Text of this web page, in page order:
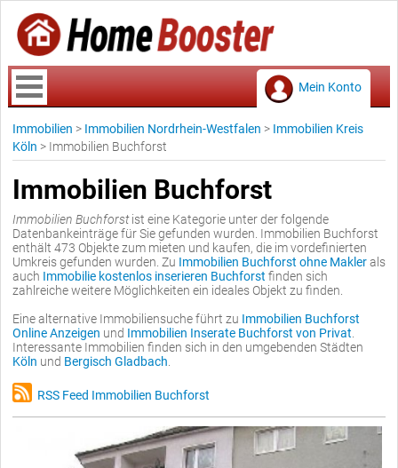
Mein Konto
Immobilien > Immobilien Nordrhein-Westfalen > Immobilien Kreis
Köln > Immobilien Buchforst
Immobilien Buchforst
Immobilien Buchforstist eine Kategorie unter der folgende
Datenbankeinträge für Sie gefunden wurden. Immobilien Buchforst
enthält 473 Objekte zum mieten und kaufen, die im vordefinierten
Umkreis gefunden wurden. Zu Immobilien Buchforst ohne Maklerals
auch Immobilie kostenlos inserieren Buchforst finden sich
zahlreiche weitere Möglichkeiten ein ideales Objekt zu finden.
Eine alternative Immobiliensuche führt zu Immobilien Buchforst
Online Anzeigen und Immobilien Inserate Buchforst von Privat
Interessante Immobilien finden sich in den umgebenden Städten
Köln und Bergisch Gladbach
RSS Feed Immobilien Buchforst